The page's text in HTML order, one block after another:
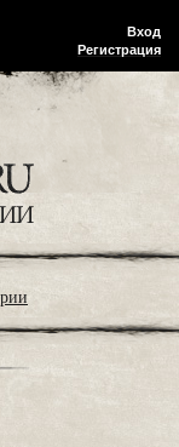
Вход
Регистрация